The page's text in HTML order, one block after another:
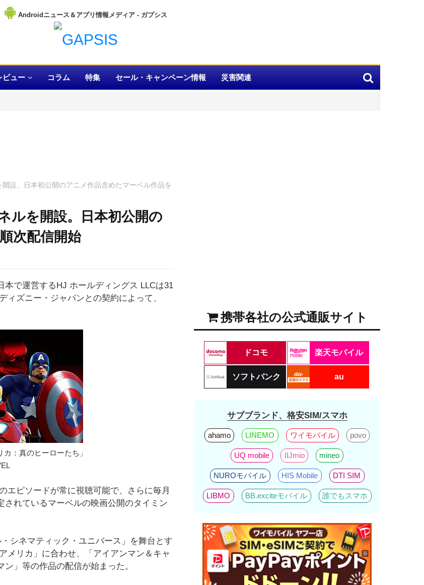
Androidニュース＆アプリ情報メディア
ビュー コラム 特集 セール・キャンペーン情報 災害関連
設。日本初公開のアニメ作品含めたマーベル作品を
ルを開設。日本初公開の
次配信開始
で運営するHJ ホールディングス LLCは31
ィズニー・ジャパンとの契約によって、
：真のヒーローたち」
エピソードが常に視聴可能で、さらに毎月
れているマーベルの映画公開のタイミン
シネマティック・ユニバース」を舞台とす
メリカ」に合わせ、「アイアンマン＆キャ
」等の作品の配信が始まった。
携帯各社の公式通販サイト
ドコモ 楽天モバイル
ソフトバンク au
サブブランド、格安SIM/スマホ
ahamo LINEMO ワイモバイル povo
UQ mobile IIJmio mineo
NUROモバイル HIS Mobile DTI SIM
LIBMO BB.exciteモバイル 誰でもスマホ